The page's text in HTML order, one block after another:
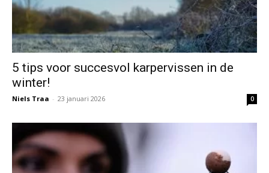
5 tips voor succesvol karpervissen in de
winter!
Niels Traa - 23 januari 2026 0